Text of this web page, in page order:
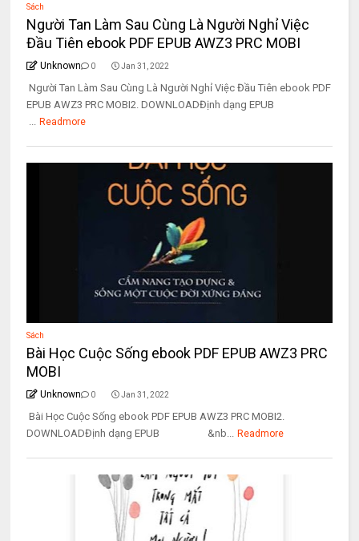
Sách
Người Tan Làm Sau Cùng Là Người Nghỉ Việc
Đầu Tiên ebook PDF EPUB AWZ3 PRC MOBI
Unknown 0 Jan 31, 2022
Người Tan Làm Sau Cùng Là Người Nghỉ Việc Đầu Tiên ebook PDF
EPUB AWZ3 PRC MOBI2. DOWNLOADĐịnh dạng EPUB
... Readmore
Sách
Bài Học Cuộc Sống ebook PDF EPUB AWZ3 PRC
MOBI
Unknown 0 Jan 31, 2022
Bài Học Cuộc Sống ebook PDF EPUB AWZ3 PRC MOBI2.
DOWNLOADĐịnh dạng EPUB &nb... Readmore